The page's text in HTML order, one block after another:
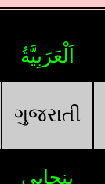
اَلْعَرَبِيَّةُ
ગુજરાતી
پنجابی